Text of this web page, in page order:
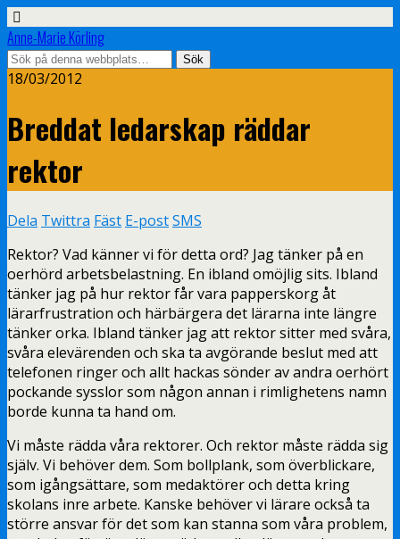
Anne-Marie Körling
18/03/2012
Breddat ledarskap räddar
rektor
Dela Twittra Fäst E-postSMS
Rektor? Vad känner vi för detta ord? Jag tänker på en
oerhörd arbetsbelastning. En ibland omöjlig sits. Ibland
tänker jag på hur rektor får vara papperskorg åt
lärarfrustration och härbärgera det lärarna inte längre
tänker orka. Ibland tänker jag att rektor sitter med svåra,
svåra elevärenden och ska ta avgörande beslut med att
telefonen ringer och allt hackas sönder av andra oerhört
pockande sysslor som någon annan i rimlighetens namn
borde kunna ta hand om.
Vi måste rädda våra rektorer. Och rektor måste rädda sig
själv. Vi behöver dem. Som bollplank, som överblickare,
som igångsättare, som medaktörer och detta kring
skolans inre arbete. Kanske behöver vi lärare också ta
större ansvar för det som kan stanna som våra problem,